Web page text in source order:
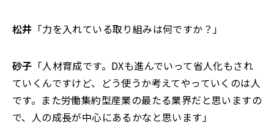
松井 「力を入れている取り組みは何ですか？」
砂子 「人材育成です。DXも進んでいって省人化もされ
ていくんですけど、どう使うか考えてやっていくのは人
です。また労働集約型産業の最たる業界だと思いますの
で、人の成長が中心にあるかなと思います」